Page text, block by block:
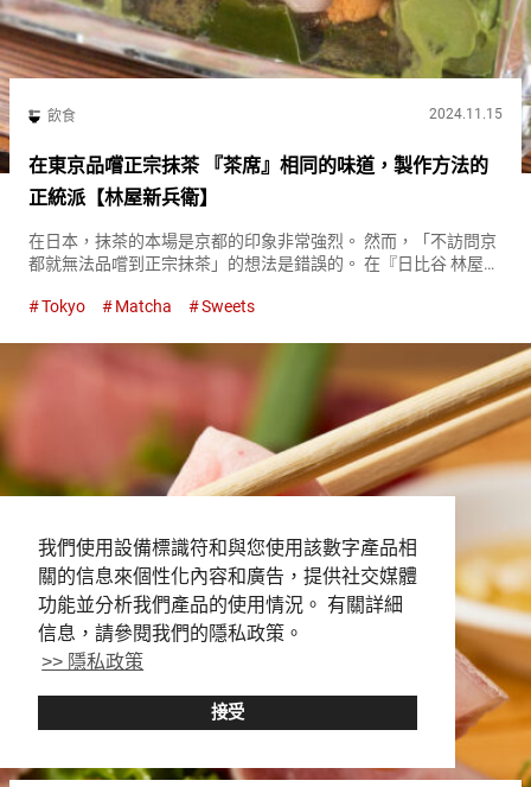
我們使用設備標識符和與您使用該數字產品相
關的信息來個性化內容和廣告，提供社交媒體
功能並分析我們產品的使用情況。 有關詳細
信息，請參閱我們的隱私政策。
>> 隱私政策
接受
飲食 2024.11.15
在東京品嚐正宗抹茶 『茶席』相同的味道，製作方法的
正統派【林屋新兵衛】
在日本，抹茶的本場是京都的印象非常強烈。 然而，「不訪問京
都就無法品嚐到正宗抹茶」的想法是錯誤的。 在『日比谷 林屋新
使身在東京也能品嚐到正宗的抹茶。 在『林屋新...
Tokyo Matcha Sweets